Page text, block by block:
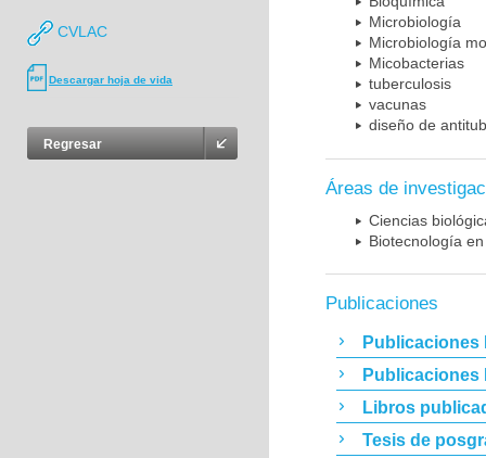
CVLAC
Descargar hoja de vida
Regresar
Microbiología
Microbiología
Micobacterias
tuberculosis
vacunas
diseño de
Áreas de
Ciencias
Biotecnología
Publicaciones
Publicaciones
Publicaciones
Libros
Tesis de